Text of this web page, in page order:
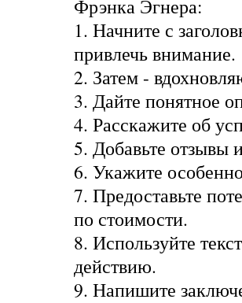
Фрэнка Эгнера:
1. Начните с
привлечь внимание.
2. Затем -
3. Дайте понятное
4. Расскажите об
5. Добавьте отзывы
6. Укажите
7. Предоставьте
по стоимости.
8. Используйте
действию.
9. Напишите